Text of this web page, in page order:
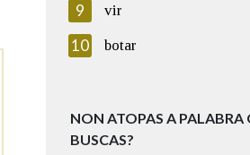
9 vir
10 botar
NON ATOPAS A PALABRA
BUSCAS?